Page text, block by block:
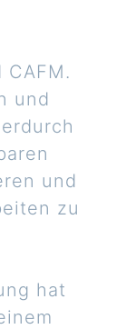
und
und
zu
hat